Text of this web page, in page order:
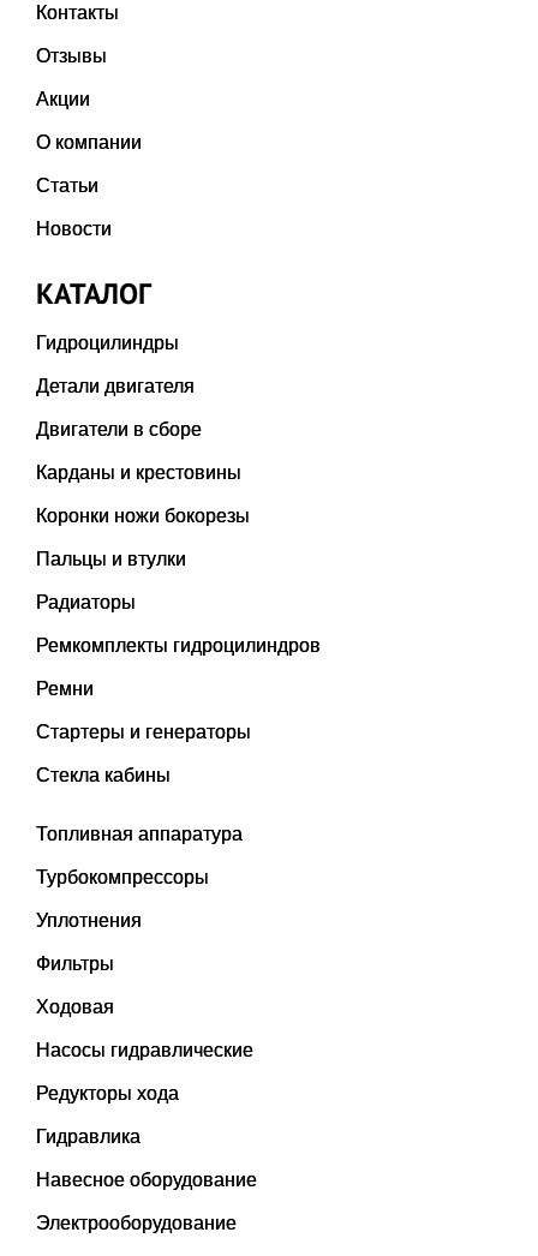
Контакты
Отзывы
Акции
О компании
Статьи
Новости
КАТАЛОГ
Гидроцилиндры
Детали двигателя
Двигатели в сборе
Карданы и крестовины
Коронки ножи бокорезы
Пальцы и втулки
Радиаторы
Ремкомплекты гидроцилиндров
Ремни
Стартеры и генераторы
Стекла кабины
Топливная аппаратура
Турбокомпрессоры
Уплотнения
Фильтры
Ходовая
Насосы гидравлические
Редукторы хода
Гидравлика
Навесное оборудование
Электрооборудование